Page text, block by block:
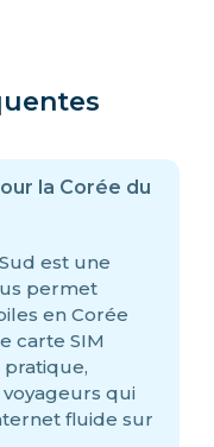
la Corée du
est une
permet
en Corée
carte SIM
pratique,
qui
fluide sur